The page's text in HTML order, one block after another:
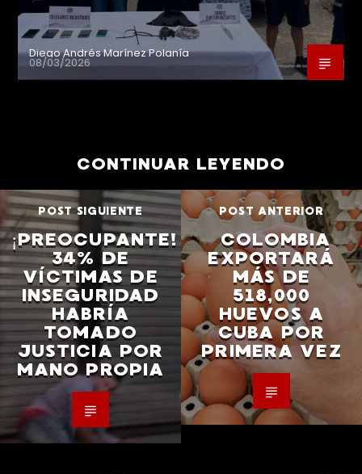
Diego Andrés Marínez Polanía
08/03/2026
CONTINUAR LEYENDO
POST SIGUIENTE
¡PREOCUPANTE!
34% DE
VÍCTIMAS DE
INSEGURIDAD
HABRÍA
TOMADO
JUSTICIA POR
MANO PROPIA
POST ANTERIOR
COLOMBIA
EXPORTARÁ
MÁS DE
518,000
HUEVOS A
CUBA POR
PRIMERA VEZ